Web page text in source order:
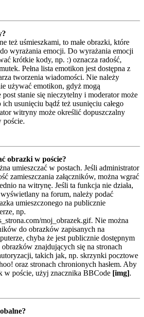
też uśmieszkami, to małe obrazki, które
wyrażania emocji. Do wyrażania emocji
krótkie kody, np. :) oznacza radość,
Pełna lista emotikon jest dostępna z
tworzenia wiadomości. Nie należy
używać emotikon, gdyż mogą
stanie się nieczytelny i moderator może
usunięciu bądź też usunięciu całego
witryny może określić dopuszczalny
poście.
obrazki w poście?
umieszczać w postach. Jeśli administrator
zamieszczania załączników, można wgrać
na witrynę. Jeśli ta funkcja nie działa,
na forum, należy podać
umieszczonego na publicznie
np.
moj_obrazek.gif. Nie można
do obrazków zapisanych na
chyba że jest publicznie dostępnym
znajdujących się na stronach
takich jak, np. skrzynki pocztowe
oraz stronach chronionych hasłem. Aby
w poście, użyj znacznika BBCode [img].